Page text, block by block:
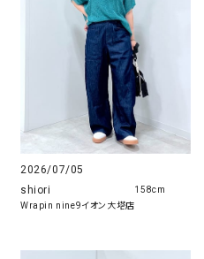
2026/07/05
shiori
Wrapin nine9イオン大塔店
158cm